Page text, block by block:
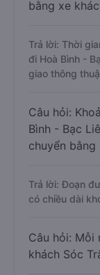
bằng xe
Trả lời: Thời
đi Hoà Bình -
giao thông
Câu hỏi:
Bình - Bạc
chuyển bằng
Trả lời: Đoạn
có chiều dài
Câu hỏi: Mỗi
khách Sóc